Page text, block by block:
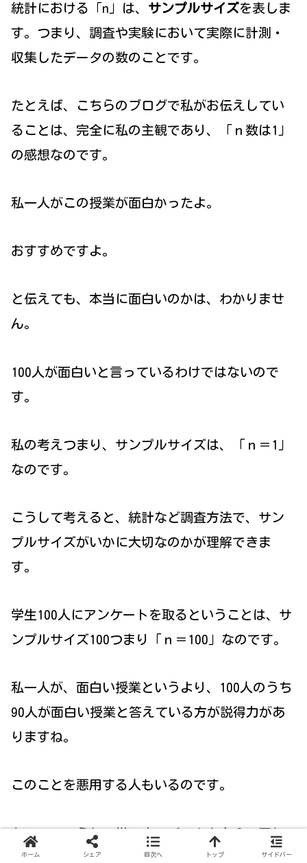
統計における「n」は、 サンプルサイズを表しま
す。つまり、調査や実験において実際に計測・
収集したデータの数のことです。
たとえば、こちらのブログで私がお伝えしてい
ることは、完全に私の主観であり、「ｎ数は1」
の感想なのです。
私一人がこの授業が面白かったよ。
おすすめですよ。
と伝えても、本当に面白いのかは、わかりませ
ん。
100人が面白いと言っているわけではないので
す。
私の考えつまり、サンプルサイズは、「ｎ＝1」
なのです。
こうして考えると、統計など調査方法で、サン
プルサイズがいかに大切なのかが理解できま
す。
学生100人にアンケートを取るということは、サ
ンプルサイズ100つまり「ｎ＝100」なのです。
私一人が、面白い授業というより、100人のうち
90人が面白い授業と答えている方が説得力があ
りますね。
このことを悪用する人もいるのです。
なので、こうして世の中のデータを自分で正し
いデータなのか見極める目を持つことは大切な
ホーム シェア 目次へ トップ サイドバー